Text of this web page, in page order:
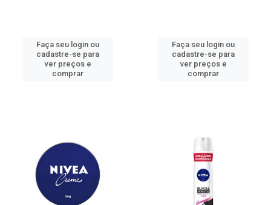
Faça seu login ou
cadastre-se para
ver preços e
comprar
Faça seu login ou
cadastre-se para
ver preços e
comprar